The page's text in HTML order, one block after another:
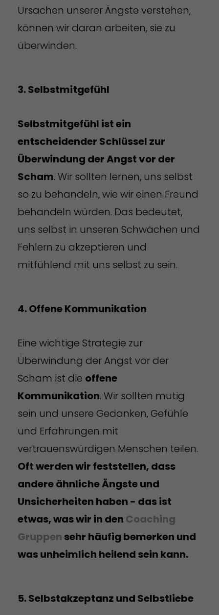
Ursachen unserer Ängste verstehen,
können wir daran arbeiten, sie zu
überwinden.
3. Selbstmitgefühl
Selbstmitgefühl ist ein
entscheidender Schlüssel zur
Überwindung der Angst vor der
Scham. Wir sollten lernen, uns selbst
so zu behandeln, wie wir einen Freund
behandeln würden. Das bedeutet,
uns selbst in unseren Schwächen und
Fehlern zu akzeptieren und
mitfühlend mit uns selbst zu sein.
4. Offene Kommunikation
Eine wichtige Strategie zur
Überwindung der Angst vor der
Scham ist die offene
Kommunikation. Wir sollten mutig
sein und unsere Gedanken, Gefühle
und Erfahrungen mit
vertrauenswürdigen Menschen teilen.
Oft werden wir feststellen, dass
andere ähnliche Ängste und
Unsicherheiten haben - das ist
etwas, was wir in den Coaching
Gruppensehr häufig bemerken und
was unheimlich heilend sein kann.
5. Selbstakzeptanz und Selbstliebe